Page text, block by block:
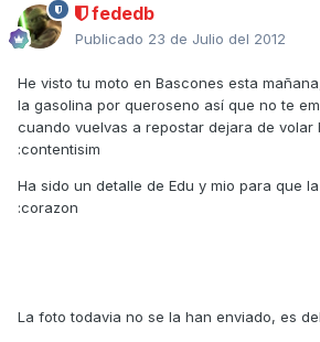
fededb
Publicado 23 de Julio del 2012
He visto tu moto en Bascones esta
la gasolina por queroseno así que no te
cuando vuelvas a repostar dejara de volar
:contentisim
Ha sido un detalle de Edu y mio para que
:corazon
La foto todavia no se la han enviado, es del